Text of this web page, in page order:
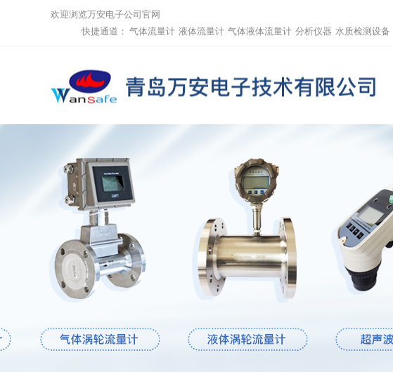
欢迎浏览万安电子公司官网
快捷通道： 气体流量计 液体流量计 气体液体流量计 分析仪器 水质检测设备